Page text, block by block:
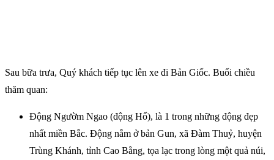
Sau bữa trưa, Quý khách tiếp tục lên xe đi Bản Giốc. Buổi chiều
thăm quan:
Động Ngườm Ngao (động Hổ), là 1 trong những động đẹp
nhất miền Bắc. Động nằm ở bản Gun, xã Đàm Thuỷ, huyện
Trùng Khánh, tỉnh Cao Bằng, tọa lạc trong lòng một quả núi,